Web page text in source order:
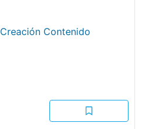
Creación Contenido